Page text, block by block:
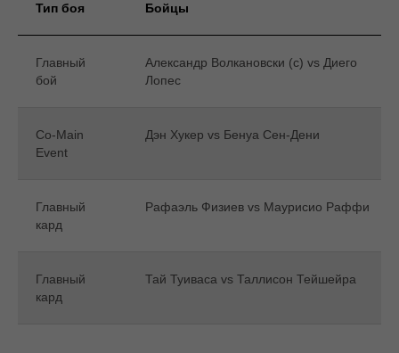
Тип боя Бойцы
Главный
бой
Александр Волкановски (c) vs Диего
Лопес
Co-Main
Event
Дэн Хукер vs Бенуа Сен-Дени
Главный
кард
Рафаэль Физиев vs Маурисио Раффи
Главный
кард
Тай Туиваса vs Таллисон Тейшейра